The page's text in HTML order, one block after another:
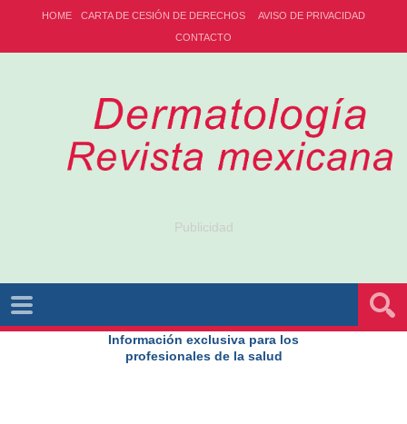
HOME CARTA DE CESIÓN DE DERECHOS
AVISO DE PRIVACIDAD
CONTACTO
Publicidad
Información exclusiva para los
profesionales de la salud